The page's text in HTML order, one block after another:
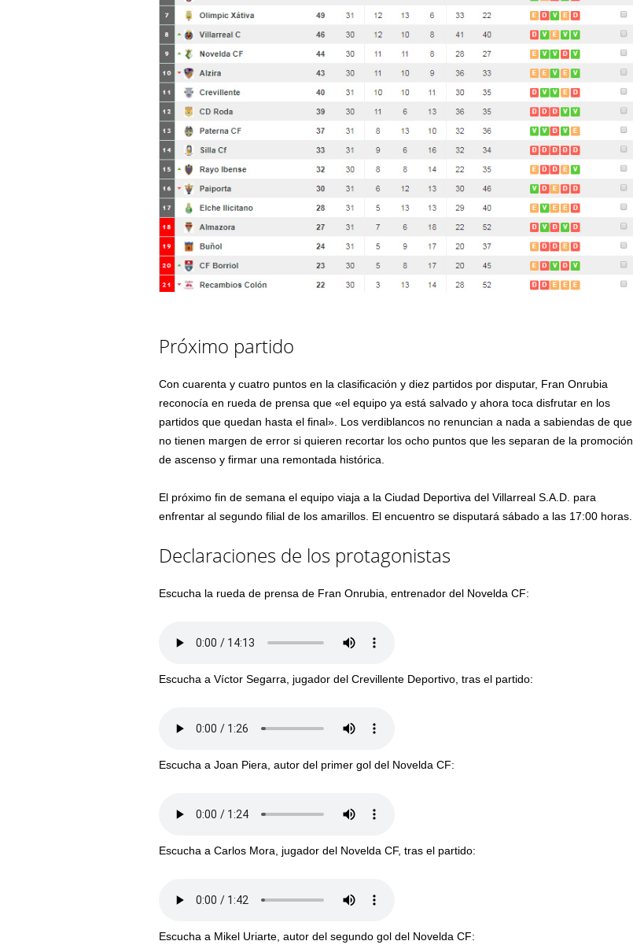
Próximo partido
Con cuarenta y cuatro puntos en la clasificación y diez partidos por disputar, Fran Onrubia
reconocía en rueda de prensa que «el equipo ya está salvado y ahora toca disfrutar en los
partidos que quedan hasta el final». Los verdiblancos no renuncian a nada a sabiendas de que
no tienen margen de error si quieren recortar los ocho puntos que les separan de la promoción
de ascenso y firmar una remontada histórica.
El próximo fin de semana el equipo viaja a la Ciudad Deportiva del Villarreal S.A.D. para
enfrentar al segundo filial de los amarillos. El encuentro se disputará sábado a las 17:00 horas.
Declaraciones de los protagonistas
Escucha la rueda de prensa de Fran Onrubia, entrenador del Novelda CF:
Escucha a Víctor Segarra, jugador del Crevillente Deportivo, tras el partido:
Escucha a Joan Piera, autor del primer gol del Novelda CF:
Escucha a Carlos Mora, jugador del Novelda CF, tras el partido:
Escucha a Mikel Uriarte, autor del segundo gol del Novelda CF: